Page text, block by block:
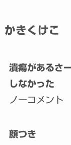
かきくけこ
潰瘍があるさ
しなかった
ノーコメント
顔つき